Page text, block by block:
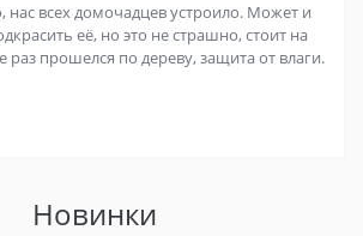
нас всех домочадцев устроило. Может и
её, но это не страшно, стоит на
прошелся по дереву, защита от влаги.
Новинки